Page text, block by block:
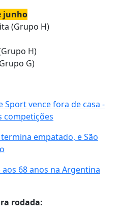
junho
(Grupo H)
H)
G)
Sport vence fora de casa -
competições
empatado, e São
68 anos na Argentina
rodada: